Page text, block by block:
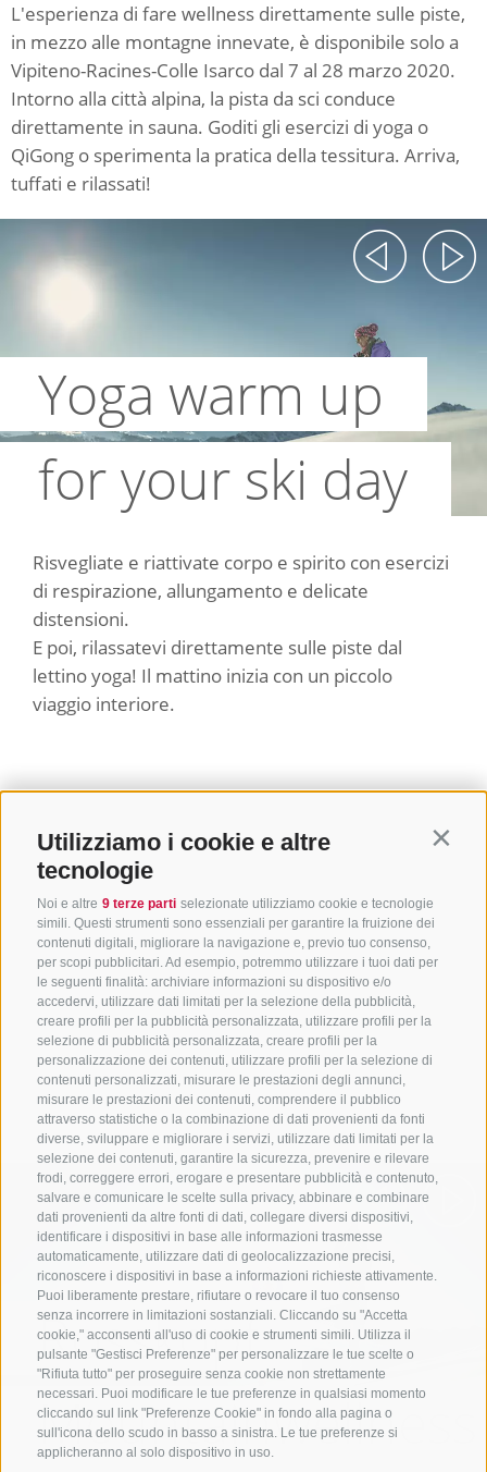
Utilizziamo i cookie e altre
tecnologie
Noi e altre 9 terze parti selezionate utilizziamo cookie e tecnologie
simili. Questi strumenti sono essenziali per garantire la fruizione dei
contenuti digitali, migliorare la navigazione e, previo tuo consenso,
per scopi pubblicitari. Ad esempio, potremmo utilizzare i tuoi dati per
le seguenti finalità: archiviare informazioni su dispositivo e/o
accedervi, utilizzare dati limitati per la selezione della pubblicità,
creare profili per la pubblicità personalizzata, utilizzare profili per la
selezione di pubblicità personalizzata, creare profili per la
personalizzazione dei contenuti, utilizzare profili per la selezione di
contenuti personalizzati, misurare le prestazioni degli annunci,
misurare le prestazioni dei contenuti, comprendere il pubblico
attraverso statistiche o la combinazione di dati provenienti da fonti
diverse, sviluppare e migliorare i servizi, utilizzare dati limitati per la
selezione dei contenuti, garantire la sicurezza, prevenire e rilevare
frodi, correggere errori, erogare e presentare pubblicità e contenuto,
salvare e comunicare le scelte sulla privacy, abbinare e combinare
dati provenienti da altre fonti di dati, collegare diversi dispositivi,
identificare i dispositivi in base alle informazioni trasmesse
automaticamente, utilizzare dati di geolocalizzazione precisi,
riconoscere i dispositivi in base a informazioni richieste attivamente.
Puoi liberamente prestare, rifiutare o revocare il tuo consenso
senza incorrere in limitazioni sostanziali. Cliccando su "Accetta
cookie," acconsenti all'uso di cookie e strumenti simili. Utilizza il
pulsante "Gestisci Preferenze" per personalizzare le tue scelte o
"Rifiuta tutto" per proseguire senza cookie non strettamente
necessari. Puoi modificare le tue preferenze in qualsiasi momento
cliccando sul link "Preferenze Cookie" in fondo alla pagina o
sull'icona dello scudo in basso a sinistra. Le tue preferenze si
applicheranno al solo dispositivo in uso.
L'esperienza di fare wellness direttamente sulle piste,
in mezzo alle montagne innevate, è disponibile solo a
Vipiteno-Racines-Colle Isarco dal 7 al 28 marzo 2020.
Intorno alla città alpina, la pista da sci conduce
direttamente in sauna. Goditi gli esercizi di yoga o
QiGong o sperimenta la pratica della tessitura. Arriva,
tuffati e rilassati!
Yoga warm up
for your ski day
Risvegliate e riattivate corpo e spirito con esercizi
di respirazione, allungamento e delicate
distensioni.
E poi, rilassatevi direttamente sulle piste dal
lettino yoga! Il mattino inizia con un piccolo
viaggio interiore.
Immergersi
Rosskopf
Mountainwellness